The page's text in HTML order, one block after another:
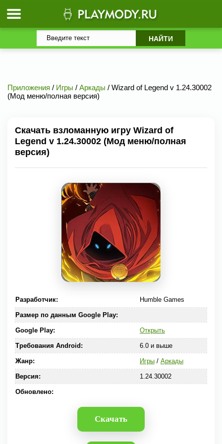
Приложения / Игры / Аркады / Wizard of Legend v 1.24.30002
(Мод меню/полная версия)
Скачать взломанную игру Wizard of
Legend v 1.24.30002 (Мод меню/полная
версия)
Разработчик: Humble Games
Размер по данным Google Play:
Google Play: Открыть
Требования Android: 6.0 и выше
Жанр: Игры/ Аркады
Версия: 1.24.30002
Обновлено:
Скачать